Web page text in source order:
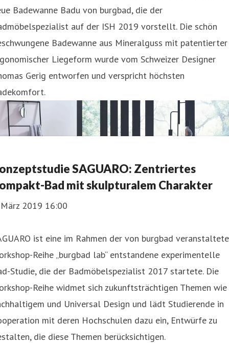
Badewanne Badu von burgbad, die der
auf der ISH 2019 vorstellt. Die schön
Badewanne aus Mineralguss mit patentierter
Liegeform wurde vom Schweizer Designer
Gerig entworfen und verspricht höchsten
SAGUARO: Zentriertes
Bad mit skulpturalem Charakter
2019 16:00
ist eine im Rahmen der von burgbad
Reihe „burgbad lab“ entstandene experimentelle
Studie, die der Badmöbelspezialist 2017 startete. Die
Reihe widmet sich zukunftsträchtigen Themen wie
und Universal Design und lädt Studierende in
mit deren Hochschulen dazu ein, Entwürfe zu
die diese Themen berücksichtigen.